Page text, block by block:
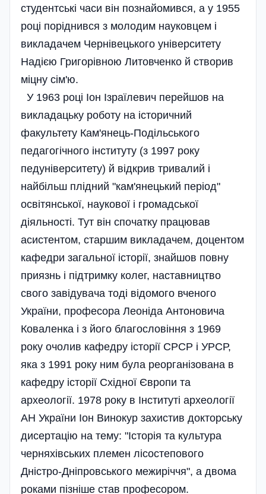
студентські часи він познайомився, а у 1955
році поріднився з молодим науковцем і
викладачем Чернівецького університету
Надією Григорівною Литовченко й створив
міцну сім'ю.
У 1963 році Іон Ізраїлевич перейшов на
викладацьку роботу на історичний
факультету Кам'янець-Подільського
педагогічного інституту (з 1997 року
педуніверситету) й відкрив тривалий і
найбільш плідний "кам'янецький період"
освітянської, наукової і громадської
діяльності. Тут він спочатку працював
асистентом, старшим викладачем, доцентом
кафедри загальної історії, знайшов повну
приязнь і підтримку колег, наставництво
свого завідувача тоді відомого вченого
України, професора Леоніда Антоновича
Коваленка і з його благословіння з 1969
року очолив кафедру історії СРСР і УРСР,
яка з 1991 року ним була реорганізована в
кафедру історії Східної Європи та
археології. 1978 року в Інституті археології
АН України Іон Винокур захистив докторську
дисертацію на тему: "Історія та культура
черняхівських племен лісостепового
Дністро-Дніпровського межиріччя", а двома
роками пізніше став професором.